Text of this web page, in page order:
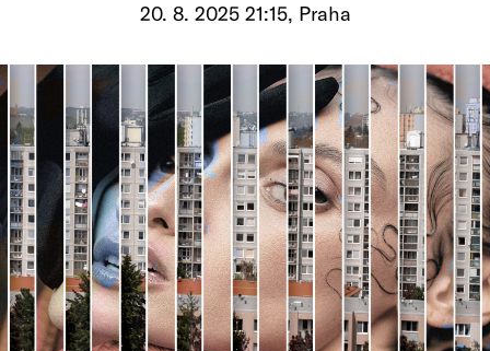
Pro děti
edu
Vše o ČT
20. 8. 2025 21:15, Praha